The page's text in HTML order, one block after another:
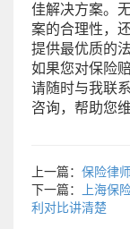
佳解决方案。
案的合理性，
提供最优质的
如果您对保险
请随时与我联
咨询，帮助您
上一篇： 保险律
下一篇：
上海保
利对比讲清楚